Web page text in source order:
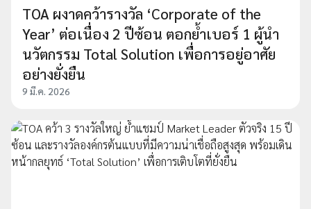
TOA ผงาดคว้ารางวัล ‘Corporate of the
Year’ ต่อเนื่อง 2 ปีซ้อน ตอกย้ำเบอร์ 1 ผู้นำ
นวัตกรรม Total Solution เพื่อการอยู่อาศัย
อย่างยั่งยืน
9 มี.ค. 2026